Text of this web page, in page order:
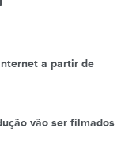
a partir de
vão ser filmados